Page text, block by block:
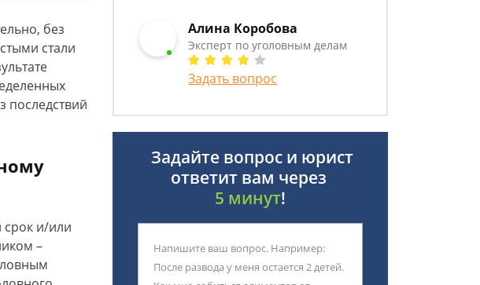
без
стали
последствий
и/или
–
Алина Коробова
Эксперт по уголовным делам
Задать вопрос
Задайте вопрос и юрист
ответит вам через
5 минут!